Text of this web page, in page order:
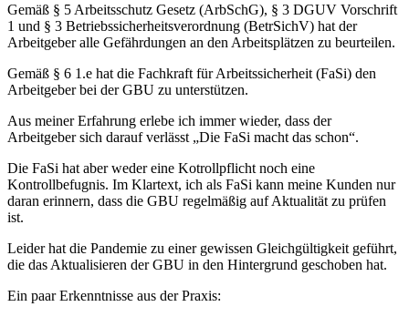
Gemäß § 5 Arbeitsschutz Gesetz (ArbSchG), § 3 DGUV Vorschrift
1 und § 3 Betriebssicherheitsverordnung (BetrSichV) hat der
Arbeitgeber alle Gefährdungen an den Arbeitsplätzen zu beurteilen.
Gemäß § 6 1.e hat die Fachkraft für Arbeitssicherheit (FaSi) den
Arbeitgeber bei der GBU zu unterstützen.
Aus meiner Erfahrung erlebe ich immer wieder, dass der
Arbeitgeber sich darauf verlässt „Die FaSi macht das schon“.
Die FaSi hat aber weder eine Kotrollpflicht noch eine
Kontrollbefugnis. Im Klartext, ich als FaSi kann meine Kunden nur
daran erinnern, dass die GBU regelmäßig auf Aktualität zu prüfen
ist.
Leider hat die Pandemie zu einer gewissen Gleichgültigkeit geführt,
die das Aktualisieren der GBU in den Hintergrund geschoben hat.
Ein paar Erkenntnisse aus der Praxis: